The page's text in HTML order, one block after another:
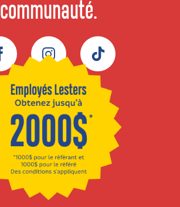
communauté.
Facebook Instagram TikTok